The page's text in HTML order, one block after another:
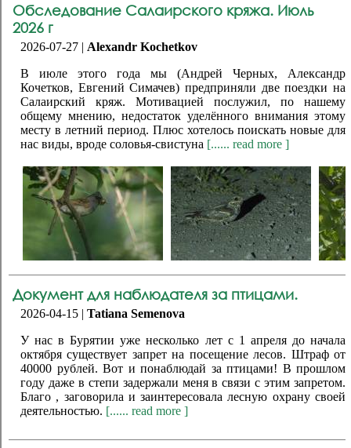
Обследование Салаирского кряжа. Июль
2026 г
2026-07-27 | Alexandr Kochetkov
В июле этого года мы (Андрей Черных, Александр
Кочетков, Евгений Симачев) предприняли две поездки на
Салаирский кряж. Мотивацией послужил, по нашему
общему мнению, недостаток уделённого внимания этому
месту в летний период. Плюс хотелось поискать новые для
нас виды, вроде соловья-свистуна [...... read more ]
Документ для наблюдателя за птицами.
2026-04-15 | Tatiana Semenova
У нас в Бурятии уже несколько лет с 1 апреля до начала
октября существует запрет на посещение лесов. Штраф от
40000 рублей. Вот и понаблюдай за птицами! В прошлом
году даже в степи задержали меня в связи с этим запретом.
Благо , заговорила и заинтересовала лесную охрану своей
деятельностью. [...... read more ]